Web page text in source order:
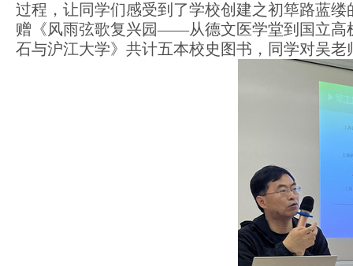
过程，让同学们感受到了学校创建之初筚路蓝缕
赠《风雨弦歌复兴园——从德文医学堂到国立高
石与沪江大学》共计五本校史图书，同学对吴